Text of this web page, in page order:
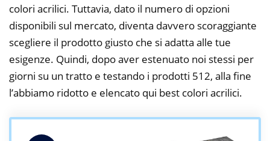
colori acrilici. Tuttavia, dato il numero di opzioni
disponibili sul mercato, diventa davvero scoraggiante
scegliere il prodotto giusto che si adatta alle tue
esigenze. Quindi, dopo aver estenuato noi stessi per
giorni su un tratto e testando i prodotti 512, alla fine
l’abbiamo ridotto e elencato qui best colori acrilici.